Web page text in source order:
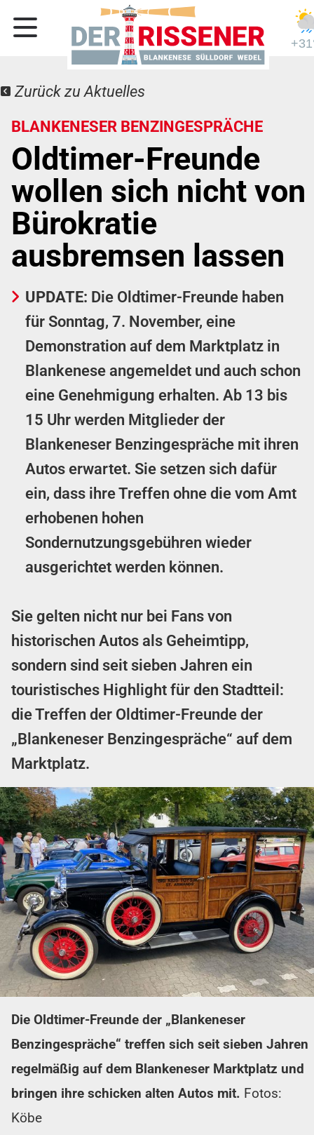
Zurück zu Aktuelles
BLANKENESER BENZINGESPRÄCHE
Oldtimer-Freunde
wollen sich nicht von
Bürokratie
ausbremsen lassen
UPDATE: Die Oldtimer-Freunde haben
für Sonntag, 7. November, eine
Demonstration auf dem Marktplatz in
Blankenese angemeldet und auch schon
eine Genehmigung erhalten. Ab 13 bis
15 Uhr werden Mitglieder der
Blankeneser Benzingespräche mit ihren
Autos erwartet. Sie setzen sich dafür
ein, dass ihre Treffen ohne die vom Amt
erhobenen hohen
Sondernutzungsgebühren wieder
ausgerichtet werden können.
Sie gelten nicht nur bei Fans von
historischen Autos als Geheimtipp,
sondern sind seit sieben Jahren ein
touristisches Highlight für den Stadtteil:
die Treffen der Oldtimer-Freunde der
„Blankeneser Benzingespräche“ auf dem
Marktplatz.
Die Oldtimer-Freunde der „Blankeneser
Benzingespräche“ treffen sich seit sieben Jahren
regelmäßig auf dem Blankeneser Marktplatz und
bringen ihre schicken alten Autos mit. Fotos:
Köbe